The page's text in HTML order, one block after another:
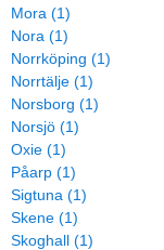
Mora (1)
Nora (1)
Norrköping (1)
Norrtälje (1)
Norsborg (1)
Norsjö (1)
Oxie (1)
Påarp (1)
Sigtuna (1)
Skene (1)
Skoghall (1)